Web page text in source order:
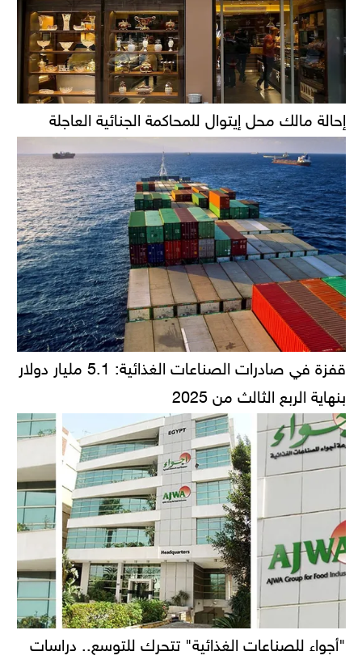
إحالة مالك محل إيتوال للمحاكمة الجنائية العاجلة
قفزة في صادرات الصناعات الغذائية: 5.1 مليار دولار
بنهاية الربع الثالث من 2025
"أجواء للصناعات الغذائية" تتحرك للتوسع.. دراسات